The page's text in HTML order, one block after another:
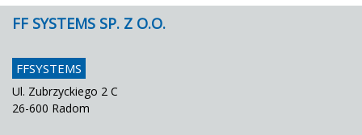
FF SYSTEMS SP. Z O.O.
FFSYSTEMS
Ul. Zubrzyckiego 2 C
26-600 Radom